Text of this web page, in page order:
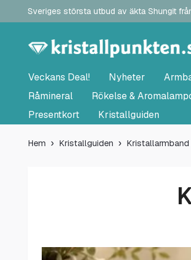
Sveriges största utbud av äkta Shungit
Veckans Deal!
Nyheter
Råmineral
Rökelse &
Presentkort
Kristallguiden
Hem Kristallguiden